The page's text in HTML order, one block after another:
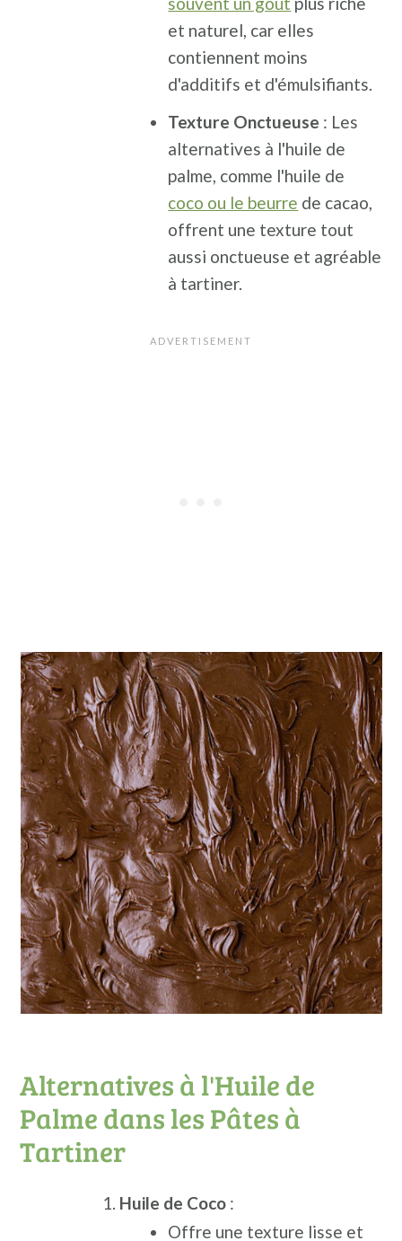
et naturel, car elles
contiennent moins
d'additifs et d'émulsifiants.
Texture Onctueuse : Les
alternatives à l'huile de
palme, comme l'huile de
coco ou le beurre de cacao,
offrent une texture tout
aussi onctueuse et agréable
à tartiner.
Alternatives à l'Huile de
Palme dans les Pâtes à
Tartiner
Huile de Coco :
Offre une texture lisse et